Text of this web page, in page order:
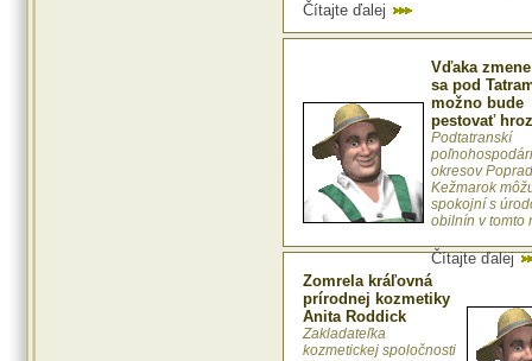
Čítajte ďalej
Vďaka
sa pod
možno bude
pestovať
Podtatranskí
okresov
Kežmarok
spokojní s
obilnín v tomto
Čítajte ďalej
Zomrela kráľovná
prírodnej kozmetiky
Anita Roddick
Zakladateľka
kozmetickej spoločnosti